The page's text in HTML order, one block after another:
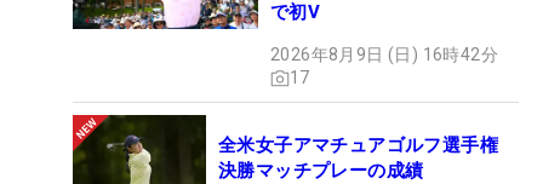
で初V
2026年8月9日 (日) 16時42分
17
全米女子アマチュアゴルフ選手権
決勝マッチプレーの成績